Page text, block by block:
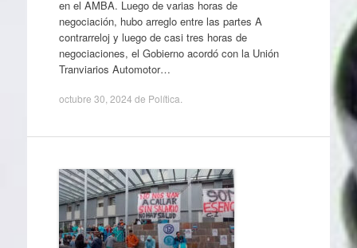
en el AMBA. Luego de varias horas de
negociación, hubo arreglo entre las partes A
contrarreloj y luego de casi tres horas de
negociaciones, el Gobierno acordó con la Unión
Tranviarios Automotor…
octubre 30, 2024 de Política